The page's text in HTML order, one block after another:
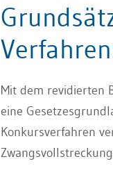
Mit dem revidierten
eine
Konkursverfahren